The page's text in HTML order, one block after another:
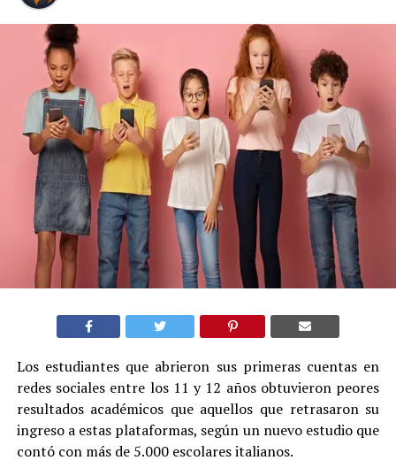
Los estudiantes que abrieron sus primeras cuentas en
redes sociales entre los 11 y 12 años obtuvieron peores
resultados académicos que aquellos que retrasaron su
ingreso a estas plataformas, según un nuevo estudio que
contó con más de 5.000 escolares italianos.